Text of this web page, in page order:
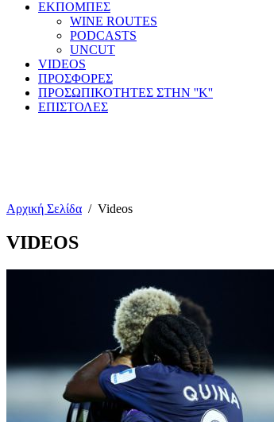
ΕΚΠΟΜΠΕΣ
WINE ROUTES
PODCASTS
UNCUT
VIDEOS
ΠΡΟΣΦΟΡΕΣ
ΠΡΟΣΩΠΙΚΟΤΗΤΕΣ ΣΤΗΝ ''Κ''
ΕΠΙΣΤΟΛΕΣ
Αρχική Σελίδα / Videos
VIDEOS